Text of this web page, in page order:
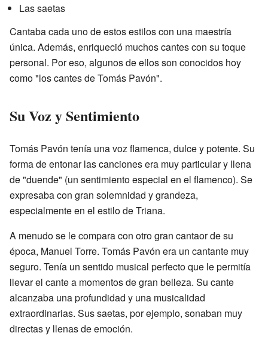
Las saetas
Cantaba cada uno de estos estilos con una maestría
única. Además, enriqueció muchos cantes con su toque
personal. Por eso, algunos de ellos son conocidos hoy
como "los cantes de Tomás Pavón".
Su Voz y Sentimiento
Tomás Pavón tenía una voz flamenca, dulce y potente. Su
forma de entonar las canciones era muy particular y llena
de "duende" (un sentimiento especial en el flamenco). Se
expresaba con gran solemnidad y grandeza,
especialmente en el estilo de Triana.
A menudo se le compara con otro gran cantaor de su
época, Manuel Torre. Tomás Pavón era un cantante muy
seguro. Tenía un sentido musical perfecto que le permitía
llevar el cante a momentos de gran belleza. Su cante
alcanzaba una profundidad y una musicalidad
extraordinarias. Sus saetas, por ejemplo, sonaban muy
directas y llenas de emoción.